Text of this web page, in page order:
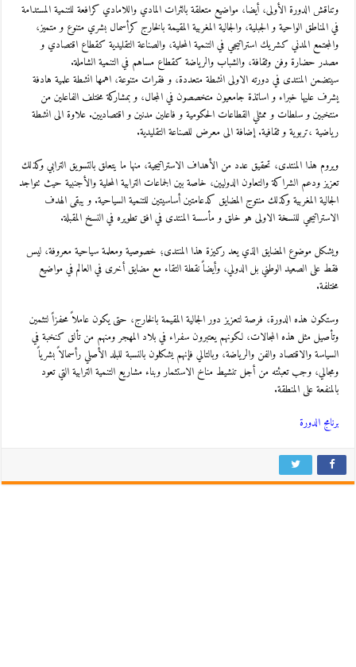
وتناقش الدورة الأولى، أيضا، مواضيع متعلقة بالثرات المادي واللامادي كرافعة للتنمية المستدامة
في المناطق الواحية و الجبلية، والجالية المغربية المقيمة بالخارج كرأسمال بشري متنوع و متميز،
والمجتمع المدني كشريك استراتيجي في التنمية المحلية، والصناعة التقليدية كقطاع اقتصادي و
مصدر حضارة وفن وثقافة، والشباب والرياضة كقطاع مساهم في التنمية الشاملة.
سيتضمن المنتدى في دورته الاولى انشطة متعددة، و فقرات متنوعة، اهمها انشطة علمية هادفة
يشرف عليها خبراء و اساتذة جامعيون متخصصون في المجال، و بمشاركة مختلف الفاعلين من
منتخبين و سلطات و ممثلي القطاعات الحكومية و فاعلين مدنين و اقتصاديين. علاوة الى انشطة
رياضية ،تربوية و ثقافية. إضافة الى معرض للصناعة التقليدية.
ويروم هذا المنتدى، تحقيق عدد من الأهداف الاستراتيجية، منها ما يتعلق بالتسويق الترابي وكذلك
تعزيز ودعم الشراكة والتعاون الدوليين، خاصة بين الجماعات الترابية المحلية والأجنبية حيث تتواجد
الجالية المغربية وكذلك منتوج المضايق كدعامتين أساسيتين للتنمية السياحية. و يبقى الهدف
الاستراتيجي للنسخة الاولى هو خلق و مأسسة المنتدى في افق تطويره في النسخ المقبلة.
ويشكل موضوع المضايق الذي يعد ركيزة هذا المنتدى؛ خصوصية ومعلمة سياحية معروفة، ليس
فقط على الصعيد الوطني بل الدولي، وأيضاً نقطة التقاء مع مضايق أخرى في العالم في مواضيع
مختلفة.
وستكون هذه الدورة، فرصة لتعزيز دور الجالية المقيمة بالخارج، حتى يكون عاملاً محفزاً لتثمين
وتأصيل مثل هذه المجالات، لكونهم يعتبرون سفراء في بلاد المهجر ومنهم من تألق كنخبة في
السياسة والاقتصاد والفن والرياضة، وبالتالي فإنهم يشكلون بالنسبة للبلد الأصلي رأسمالاً بشرياً
ومجالي، وجب تعبئته من أجل تنشيط مناخ الاستثمار وبناء مشاريع التنمية الترابية التي تعود
بالمنفعة على المنطقة.
برنامج الدورة